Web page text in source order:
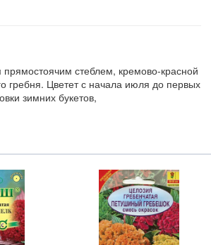
стеблем, кремово-красной
гребня. Цветет с начала июля до первых
зимних букетов,